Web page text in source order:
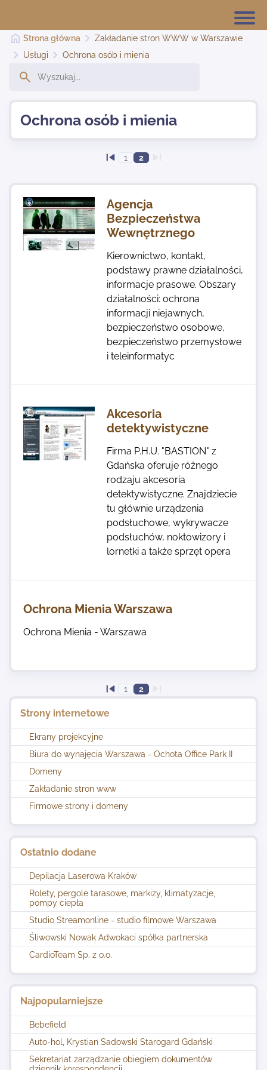
Kontakt
Strona główna
Zakładanie stron WWW w Warszawie
Usługi
Ochrona osób i mienia
Strony internetowe
Ekrany projekcyjne
Biura do wynajęcia Warszawa - Ochota Office Park II
Domeny
Zakładanie stron www
Firmowe strony i domeny
Ostatnio dodane
Depilacja Laserowa Kraków
Rolety, pergole tarasowe, markizy, klimatyzacje,
pompy ciepła
Studio Streamonline - studio filmowe Warszawa
Śliwowski Nowak Adwokaci spółka partnerska
CardioTeam Sp. z o.o.
Najpopularniejsze
Bebefield
Auto-hol, Krystian Sadowski Starogard Gdański
Sekretariat zarządzanie obiegiem dokumentów
Ochrona osób i mienia
1 2
Agencja
Bezpieczeństwa
Wewnętrznego
Kierownictwo, kontakt,
podstawy prawne działalności,
informacje prasowe. Obszary
działalności: ochrona
informacji niejawnych,
bezpieczeństwo osobowe,
bezpieczeństwo przemysłowe
i teleinformatyc
Akcesoria
detektywistyczne
Firma P.H.U. "BASTION" z
Gdańska oferuje różnego
rodzaju akcesoria
detektywistyczne. Znajdziecie
tu głównie urządzenia
podsłuchowe, wykrywacze
podsłuchów, noktowizory i
lornetki a także sprzęt opera
Ochrona Mienia Warszawa
Ochrona Mienia - Warszawa
1 2